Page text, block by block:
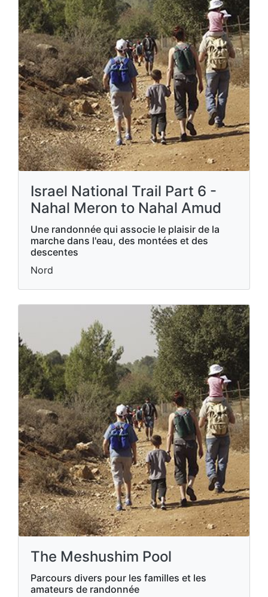
Israel National Trail Part 6 -
Nahal Meron to Nahal Amud
Une randonnée qui associe le plaisir de la
marche dans l'eau, des montées et des
descentes
Nord
The Meshushim Pool
Parcours divers pour les familles et les
amateurs de randonnée